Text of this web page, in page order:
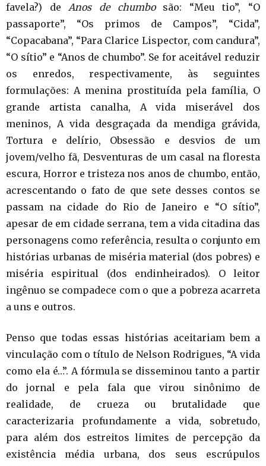
favela?) de Anos de chumbosão: “Meu tio”, “O
passaporte”, “Os primos de Campos”, “Cida”,
“Copacabana”, “Para Clarice Lispector, com candura”,
“O sítio” e “Anos de chumbo”. Se for aceitável reduzir
os enredos, respectivamente, às seguintes
formulações: A menina prostituída pela família, O
grande artista canalha, A vida miserável dos
meninos, A vida desgraçada da mendiga grávida,
Tortura e delírio, Obsessão e desvios de um
jovem/velho fã, Desventuras de um casal na floresta
escura, Horror e tristeza nos anos de chumbo, então,
acrescentando o fato de que sete desses contos se
passam na cidade do Rio de Janeiro e “O sítio”,
apesar de em cidade serrana, tem a vida citadina das
personagens como referência, resulta o conjunto em
histórias urbanas de miséria material (dos pobres) e
miséria espiritual (dos endinheirados). O leitor
ingênuo se compadece com o que a pobreza acarreta
a uns e outros.
Penso que todas essas histórias aceitariam bem a
vinculação com o título de Nelson Rodrigues, “A vida
como ela é…”. A fórmula se disseminou tanto a partir
do jornal e pela fala que virou sinônimo de
realidade, de crueza ou brutalidade que
caracterizaria profundamente a vida, sobretudo,
para além dos estreitos limites de percepção da
existência média urbana, dos seus escrúpulos